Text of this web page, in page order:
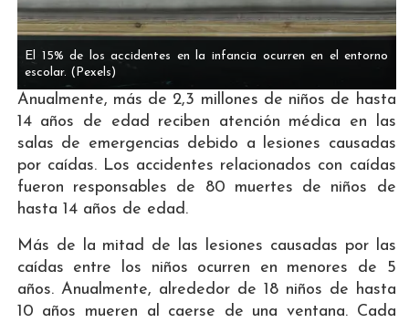
El 15% de los accidentes en la infancia ocurren en el entorno
escolar. (Pexels)
Anualmente, más de 2,3 millones de niños de hasta
14 años de edad reciben atención médica en las
salas de emergencias debido a lesiones causadas
por caídas. Los accidentes relacionados con caídas
fueron responsables de 80 muertes de niños de
hasta 14 años de edad.
Más de la mitad de las lesiones causadas por las
caídas entre los niños ocurren en menores de 5
años. Anualmente, alrededor de 18 niños de hasta
10 años mueren al caerse de una ventana. Cada